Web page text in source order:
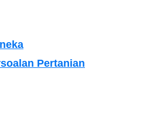
Pertanian